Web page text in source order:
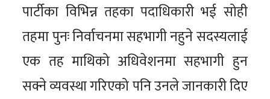
पार्टीका विभिन्न तहका पदाधिकारी भई सोही
तहमा पुनः निर्वाचनमा सहभागी नहुने सदस्यलाई
एक तह माथिको अधिवेशनमा सहभागी हुन
सक्ने व्यवस्था गरिएको पनि उनले जानकारी दिए